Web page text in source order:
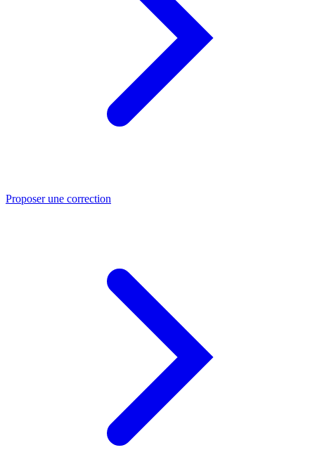
Proposer une correction